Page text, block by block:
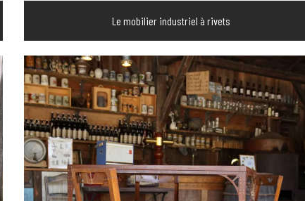
Le mobilier industriel à rivets